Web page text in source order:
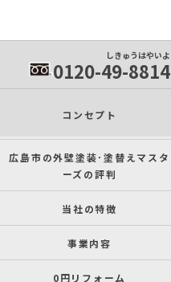
しきゅうはやいよ
0120-49-8814
コンセプト
広島市の外壁塗装･塗替えマスタ
ーズの評判
当社の特徴
事業内容
0円リフォーム